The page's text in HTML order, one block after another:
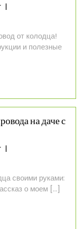
Водопровод
от
колодца
|
от колодца!
и полезные
на даче с
Мой
водопровода
на
|
своими руками:
о моем [...]